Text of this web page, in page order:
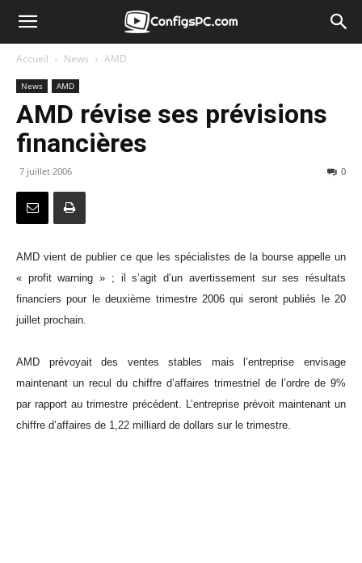
Accueil News AMD
News AMD
AMD révise ses prévisions
financières
7 juillet 2006 0
AMD vient de publier ce que les spécialistes de la bourse appelle un
« profit warning » ; il s’agit d’un avertissement sur ses résultats
financiers pour le deuxième trimestre 2006 qui seront publiés le 20
juillet prochain.
AMD prévoyait des ventes stables mais l’entreprise envisage
maintenant un recul du chiffre d’affaires trimestriel de l’ordre de 9%
par rapport au trimestre précédent. L’entreprise prévoit maintenant un
chiffre d’affaires de 1,22 milliard de dollars sur le trimestre.